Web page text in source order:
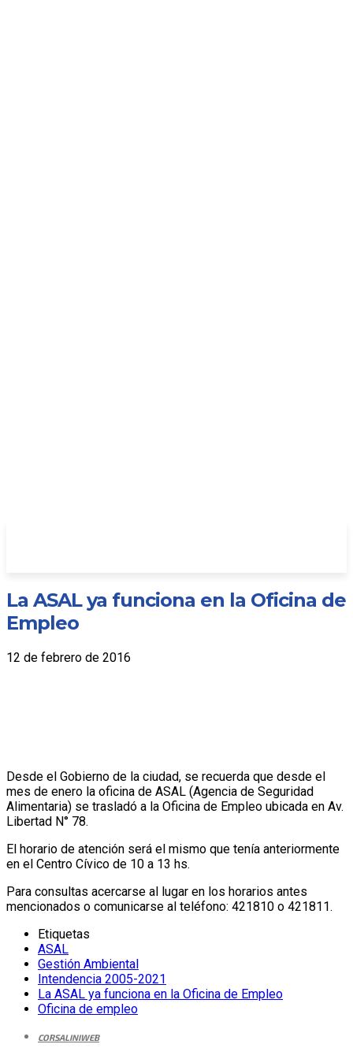
La ASAL ya funciona en la Oficina de
Empleo
12 de febrero de 2016
Desde el Gobierno de la ciudad, se recuerda que desde el
mes de enero la oficina de ASAL (Agencia de Seguridad
Alimentaria) se trasladó a la Oficina de Empleo ubicada en Av.
Libertad N° 78.
El horario de atención será el mismo que tenía anteriormente
en el Centro Cívico de 10 a 13 hs.
Para consultas acercarse al lugar en los horarios antes
mencionados o comunicarse al teléfono: 421810 o 421811.
Etiquetas
ASAL
Gestión Ambiental
Intendencia 2005-2021
La ASAL ya funciona en la Oficina de Empleo
Oficina de empleo
CORSALINIWEB